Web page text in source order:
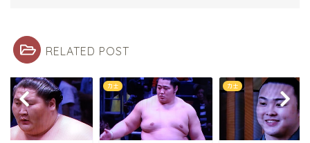
RELATED POST
力士 力士